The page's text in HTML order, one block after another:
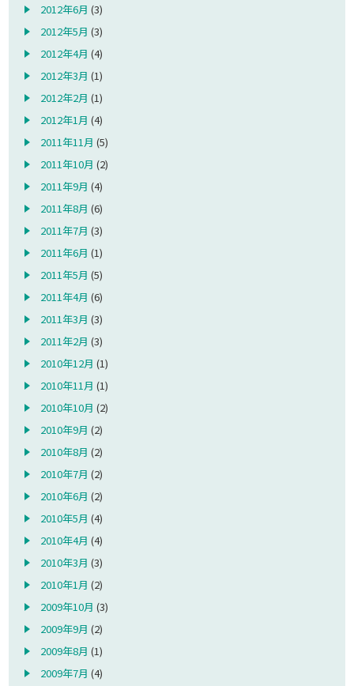
2012年6月 (3)
2012年5月 (3)
2012年4月 (4)
2012年3月 (1)
2012年2月 (1)
2012年1月 (4)
2011年11月 (5)
2011年10月 (2)
2011年9月 (4)
2011年8月 (6)
2011年7月 (3)
2011年6月 (1)
2011年5月 (5)
2011年4月 (6)
2011年3月 (3)
2011年2月 (3)
2010年12月 (1)
2010年11月 (1)
2010年10月 (2)
2010年9月 (2)
2010年8月 (2)
2010年7月 (2)
2010年6月 (2)
2010年5月 (4)
2010年4月 (4)
2010年3月 (3)
2010年1月 (2)
2009年10月 (3)
2009年9月 (2)
2009年8月 (1)
2009年7月 (4)